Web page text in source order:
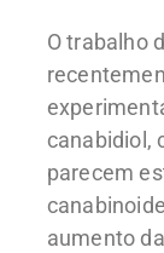
O trabalho
canabidiol,
parecem
aumento